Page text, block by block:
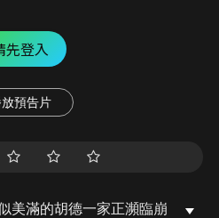
先登入
預告片
美滿的胡德一家正瀕臨崩